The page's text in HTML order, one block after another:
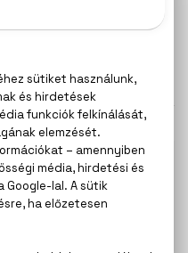
50 ml
visszaküldési
ügyfélszolgálatunkat: